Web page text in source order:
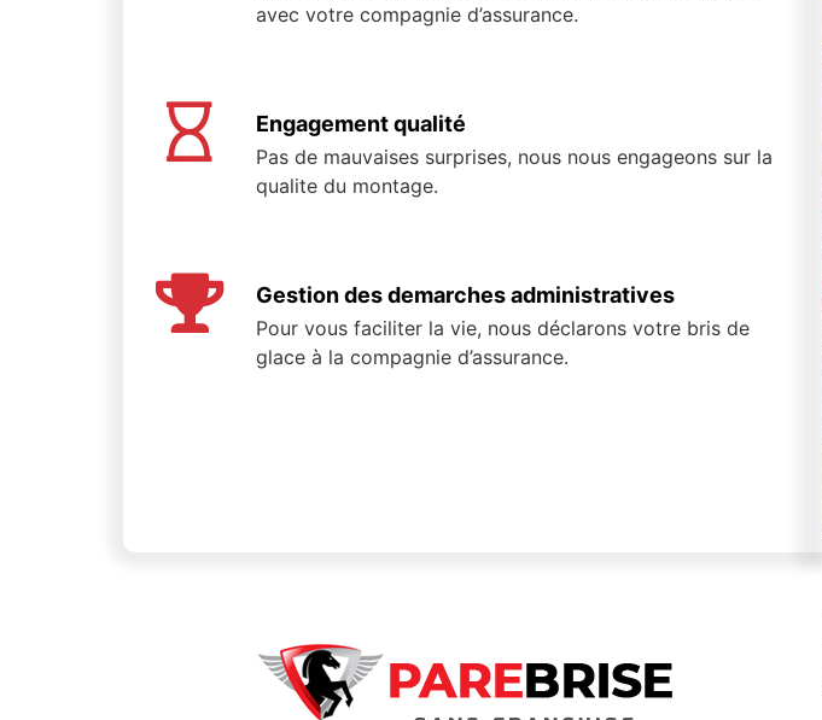
avec votre compagnie d’assurance.
Engagement qualité
Pas de mauvaises surprises, nous nous engageons sur la
qualite du montage.
Gestion des demarches administratives
Pour vous faciliter la vie, nous déclarons votre bris de
glace à la compagnie d’assurance.